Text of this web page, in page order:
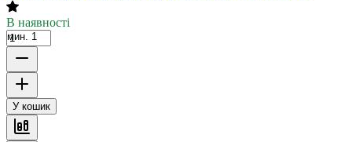
В наявності
мин. 1
У кошик